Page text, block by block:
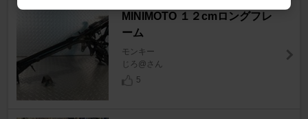
MINIMOTO １２cmロングフレ
ーム
モンキー
じろ@さん
5